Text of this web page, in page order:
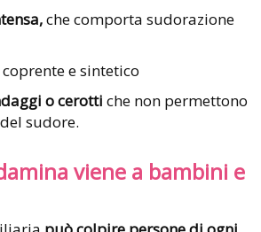
che comporta sudorazione
e sintetico
o cerotti che non permettono
sudore.
viene a bambini e